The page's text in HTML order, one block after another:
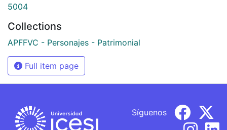
5004
Collections
APFFVC - Personajes - Patrimonial
Full item page
Síguenos